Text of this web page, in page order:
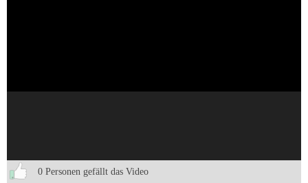
0 Personen gefällt das Video